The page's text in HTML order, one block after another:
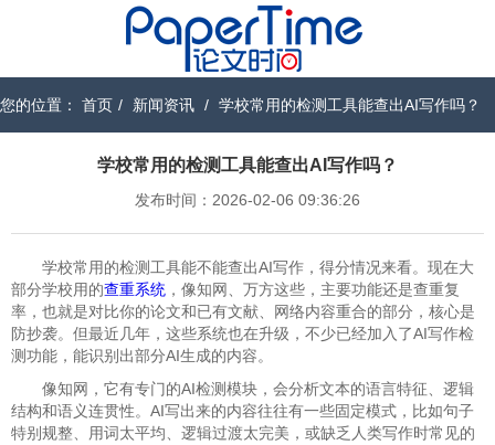
您的位置： 首页 / 新闻资讯 / 学校常用的检测工具能查出AI写作吗？
学校常用的检测工具能查出AI写作吗？
发布时间：2026-02-06 09:36:26
学校常用的检测工具能不能查出AI写作，得分情况来看。现在大
部分学校用的查重系统 ，像知网、万方这些，主要功能还是查重复
率，也就是对比你的论文和已有文献、网络内容重合的部分，核心是
防抄袭。但最近几年，这些系统也在升级，不少已经加入了AI写作检
测功能，能识别出部分AI生成的内容。
像知网，它有专门的AI检测模块，会分析文本的语言特征、逻辑
结构和语义连贯性。AI写出来的内容往往有一些固定模式，比如句子
特别规整、用词太平均、逻辑过渡太完美，或缺乏人类写作时常见的